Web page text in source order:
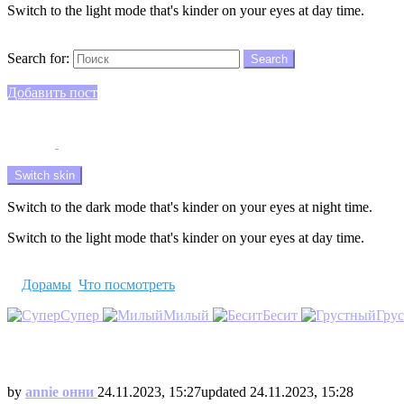
Switch to the light mode that's kinder on your eyes at day time.
Search for:
Search
Добавить пост
Switch skin
Switch to the dark mode that's kinder on your eyes at night time.
Switch to the light mode that's kinder on your eyes at day time.
Дорамы Что посмотреть
Супер
Милый Бесит
by annie онни 24.11.2023, 15:27updated 24.11.2023, 15:28